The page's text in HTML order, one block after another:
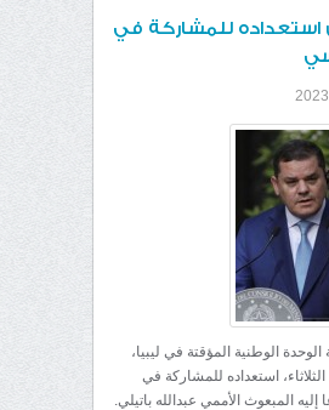
استعداده للمشاركة في
الوطنية المؤقتة في ليبيا،
الثلاثاء، استعداده للمشاركة في
المبعوث الأممي عبدالله باتيلي.